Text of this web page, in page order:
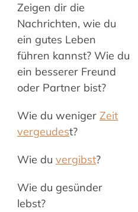
Zeigen dir die
Nachrichten, wie du
ein gutes Leben
führen kannst? Wie du
ein besserer Freund
oder Partner bist?
Wie du weniger Zeit
vergeudest?
Wie du vergibst?
Wie du gesünder
lebst?